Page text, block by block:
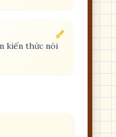
kiến thức nói